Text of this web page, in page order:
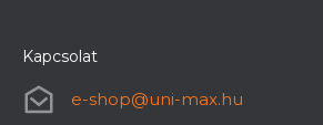
Kapcsolat
e-shop@uni-max.hu